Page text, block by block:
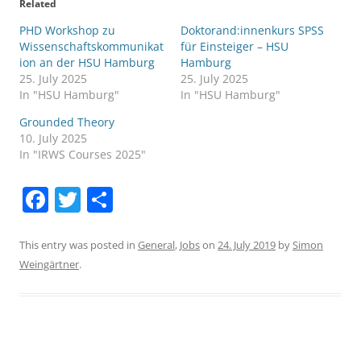
Related
PHD Workshop zu
Wissenschaftskommunikat
ion an der HSU Hamburg
25. July 2025
In "HSU Hamburg"
Doktorand:innenkurs SPSS
für Einsteiger – HSU
Hamburg
25. July 2025
In "HSU Hamburg"
Grounded Theory
10. July 2025
In "IRWS Courses 2025"
F
c
e
T
itt
er
ar
This entry was posted in General, Jobson 24. July 2019 bySimon
Weingärtner.